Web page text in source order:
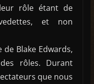
rôle étant de
et non
Blake Edwards,
rôles. Durant
que nous